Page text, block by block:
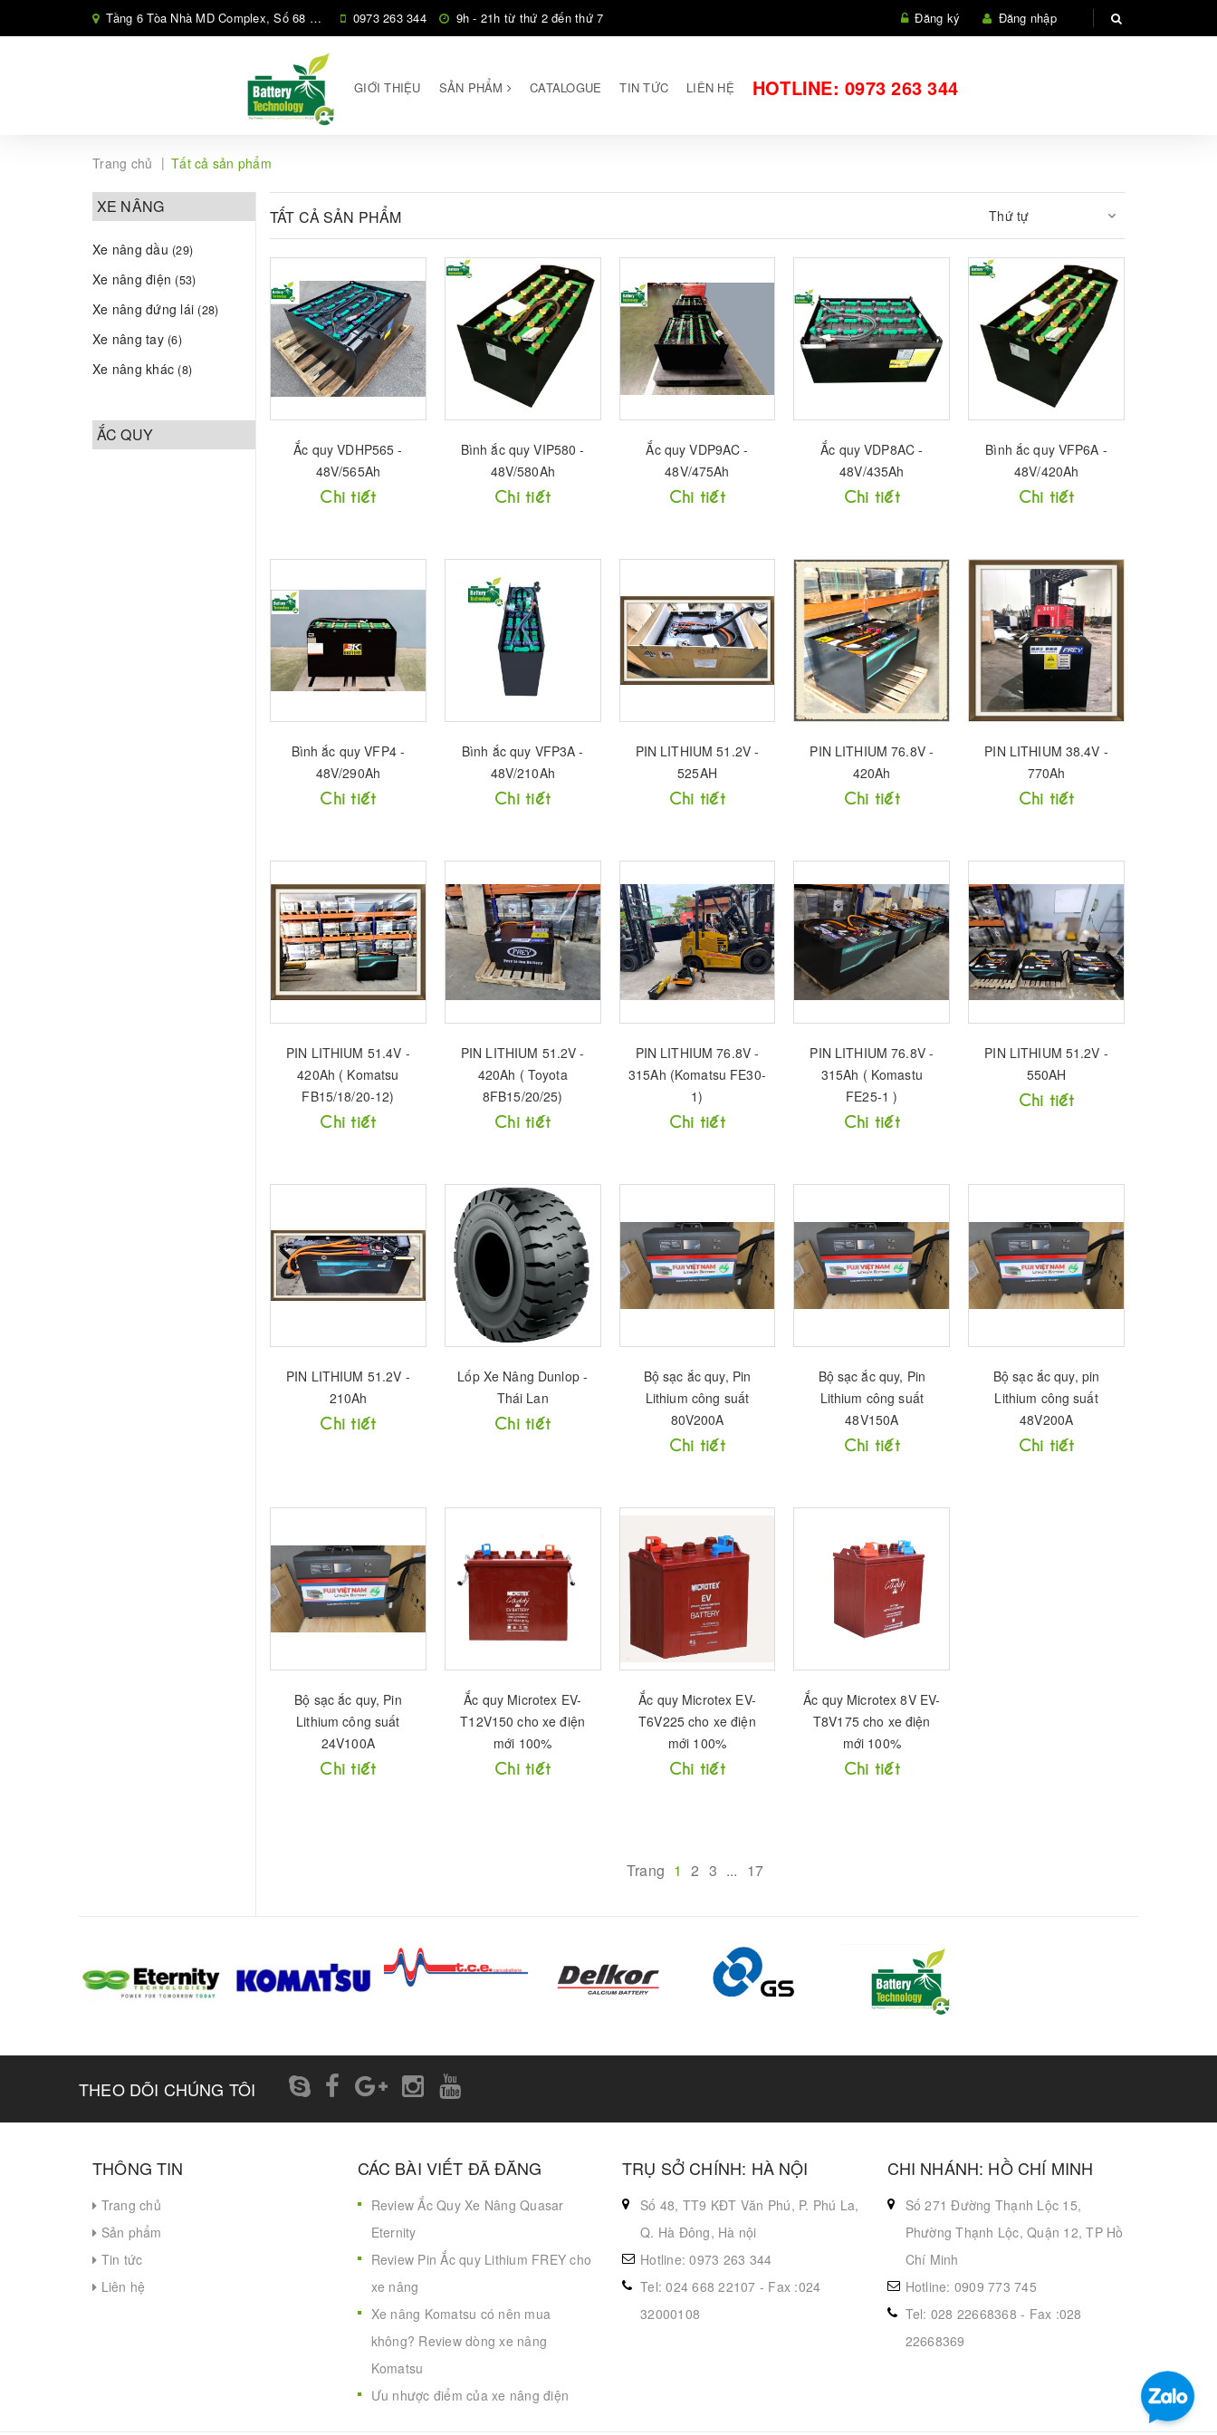
Tầng 6 Tòa Nhà MD Complex, Số 68 Phố Nguyễn Cơ Thạch, Phường Cầu Diễn, Hà Nội, 0973 263 344 9h - 21h từ thứ 2 đến thứ 7 Đăng ký Đăng nhập
GIỚI THIỆU SẢN PHẨM CATALOGUE TIN TỨC LIÊN HỆ HOTLINE: 0973 263 344
Trang chủ | Tất cả sản phẩm
TẤT CẢ SẢN PHẨM Thứ tự
Ắc quy VDHP565 -
48V/565Ah
Chi tiết
Bình ắc quy VIP580 -
48V/580Ah
Chi tiết
Ắc quy VDP9AC -
48V/475Ah
Chi tiết
Ắc quy VDP8AC -
48V/435Ah
Chi tiết
Bình ắc quy VFP6A -
48V/420Ah
Chi tiết
Bình ắc quy VFP4 -
48V/290Ah
Chi tiết
Bình ắc quy VFP3A -
48V/210Ah
Chi tiết
PIN LITHIUM 51.2V -
525AH
Chi tiết
PIN LITHIUM 76.8V -
420Ah
Chi tiết
PIN LITHIUM 38.4V -
770Ah
Chi tiết
PIN LITHIUM 51.4V -
420Ah ( Komatsu
FB15/18/20-12)
Chi tiết
PIN LITHIUM 51.2V -
420Ah ( Toyota
8FB15/20/25)
Chi tiết
PIN LITHIUM 76.8V -
315Ah (Komatsu FE30-
1)
Chi tiết
PIN LITHIUM 76.8V -
315Ah ( Komastu
FE25-1 )
Chi tiết
PIN LITHIUM 51.2V -
550AH
Chi tiết
PIN LITHIUM 51.2V -
210Ah
Chi tiết
Lốp Xe Nâng Dunlop -
Thái Lan
Chi tiết
Bộ sạc ắc quy, Pin
Lithium công suất
80V200A
Chi tiết
Bộ sạc ắc quy, Pin
Lithium công suất
48V150A
Chi tiết
Bộ sạc ắc quy, pin
Lithium công suất
48V200A
Chi tiết
Bộ sạc ắc quy, Pin
Lithium công suất
24V100A
Chi tiết
Ắc quy Microtex EV-
T12V150 cho xe điện
mới 100%
Chi tiết
Ắc quy Microtex EV-
T6V225 cho xe điện
mới 100%
Chi tiết
Ắc quy Microtex 8V EV-
T8V175 cho xe điện
mới 100%
Chi tiết
Trang 1 2 3 ... 17
XE NÂNG
Xe nâng dầu (29)
Xe nâng điện (53)
Xe nâng đứng lái (28)
Xe nâng tay (6)
Xe nâng khác (8)
ẮC QUY
THEO DÕI CHÚNG TÔI
THÔNG TIN
Trang chủ
Sản phẩm
Tin tức
Liên hệ
CÁC BÀI VIẾT ĐÃ ĐĂNG
Review Ắc Quy Xe Nâng Quasar
Eternity
Review Pin Ắc quy Lithium FREY cho
xe nâng
Xe nâng Komatsu có nên mua
không? Review dòng xe nâng
Komatsu
Ưu nhược điểm của xe nâng điện
TRỤ SỞ CHÍNH: HÀ NỘI
Số 48, TT9 KĐT Văn Phú, P. Phú La,
Q. Hà Đông, Hà nội
Hotline: 0973 263 344
Tel: 024 668 22107 - Fax :024
32000108
CHI NHÁNH: HỒ CHÍ MINH
Số 271 Đường Thạnh Lộc 15,
Phường Thạnh Lộc, Quận 12, TP Hồ
Chí Minh
Hotline: 0909 773 745
Tel: 028 22668368 - Fax :028
22668369